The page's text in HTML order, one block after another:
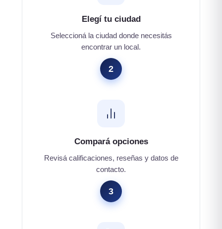
Elegí tu ciudad
Seleccioná la ciudad donde necesitás
encontrar un local.
2
Compará opciones
Revisá calificaciones, reseñas y datos de
contacto.
3